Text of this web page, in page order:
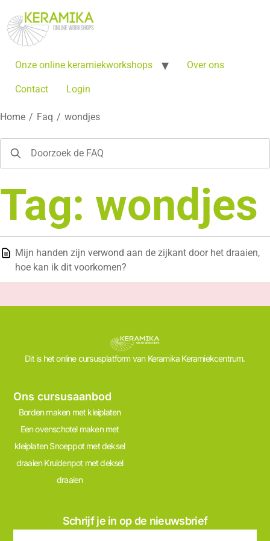
Onze online keramiekworkshops Over ons
Contact Login
Home / Faq / wondjes
Tag: wondjes
Mijn handen zijn verwond aan de zijkant door het draaien,
hoe kan ik dit voorkomen?
Dit is het online cursusplatform van Keramika Keramiekcentrum.
Ons cursusaanbod
Borden maken met kleiplaten
Een ovenschotel maken met
kleiplaten Snoeppot met deksel
draaien Kruidenpot met deksel
draaien
Schrijf je in op de nieuwsbrief